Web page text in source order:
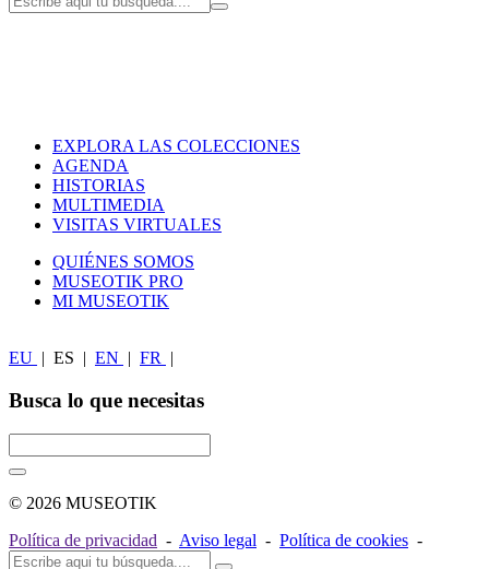
EXPLORA LAS COLECCIONES
AGENDA
HISTORIAS
MULTIMEDIA
VISITAS VIRTUALES
QUIÉNES SOMOS
MUSEOTIK PRO
MI MUSEOTIK
EU | ES | EN | FR |
Busca lo que necesitas
© 2026 MUSEOTIK
Política de privacidad - Aviso legal - Política de cookies -